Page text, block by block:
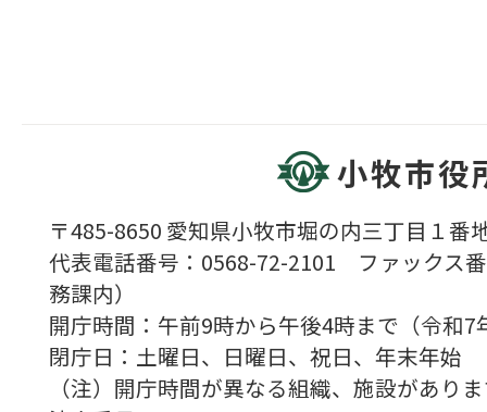
小牧市役
〒485-8650 愛知県小牧市堀の内三丁目１番
代表電話番号：0568-72-2101 ファックス
務課内）
開庁時間：午前9時から午後4時まで（令
閉庁日：土曜日、日曜日、祝日、年末年始
（注）開庁時間が異なる組織、施設があり